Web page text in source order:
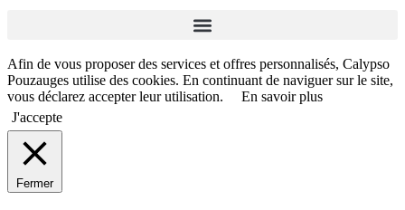
Afin de vous proposer des services et offres personnalisés, Calypso
Pouzauges utilise des cookies. En continuant de naviguer sur le site,
vous déclarez accepter leur utilisation.
En savoir plus
J'accepte
Fermer